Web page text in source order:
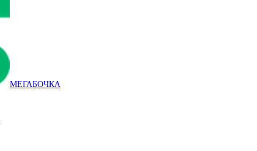
МЕГАБОЧКА